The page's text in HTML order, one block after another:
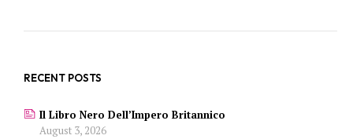
RECENT POSTS
Il Libro Nero Dell’Impero Britannico
August 3, 2026